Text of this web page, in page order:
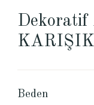
Dekoratif
Beden